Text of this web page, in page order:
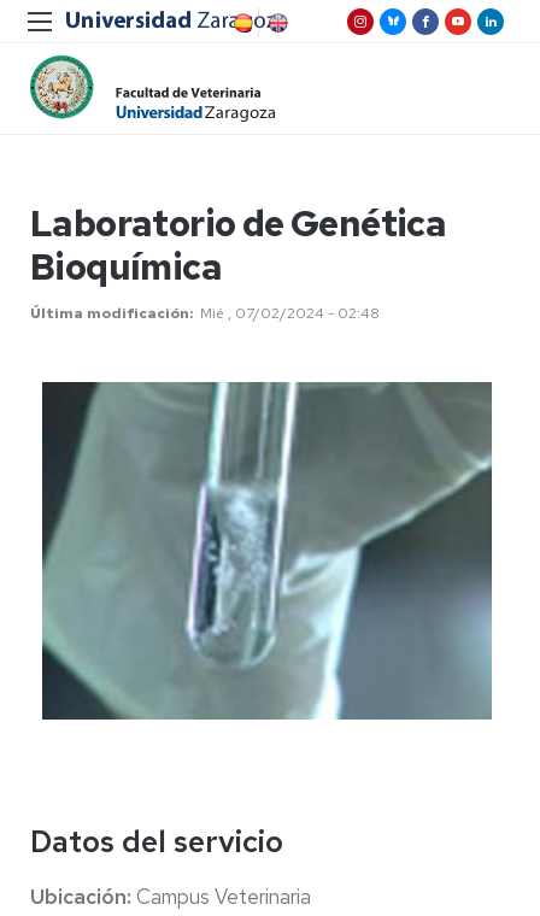
Laboratorio de Genética
Bioquímica
Última modificación Mié , 07/02/2024 - 02:48
Datos del servicio
Ubicación: Campus Veterinaria